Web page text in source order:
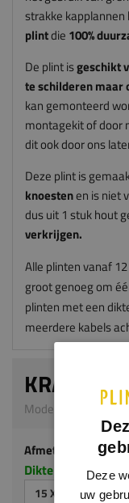
strakke
plintdie 100%
De plint isgeschikt
te schilderen maar
kan gemonteerd
montagekit of door
dit ook door ons
Deze plint is
knoestenen is niet
dus uit 1 stuk hout
verkrijgen.
Alle plinten vanaf
groot genoeg om
plinten met een
meerdere kabels
Model G305 | 15 x
Afmeting
Dikte x hoogte in
15 X 120 MM
Deze
uw